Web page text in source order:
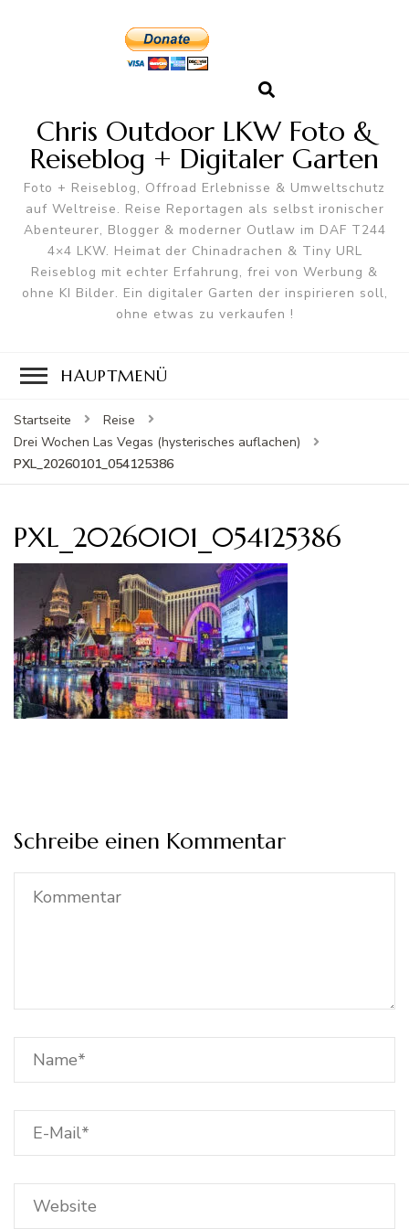
Chris Outdoor LKW Foto &
Reiseblog + Digitaler Garten
Foto + Reiseblog, Offroad Erlebnisse & Umweltschutz
auf Weltreise. Reise Reportagen als selbst ironischer
Abenteurer, Blogger & moderner Outlaw im DAF T244
4×4 LKW. Heimat der Chinadrachen & Tiny URL
Reiseblog mit echter Erfahrung, frei von Werbung &
ohne KI Bilder. Ein digitaler Garten der inspirieren soll,
ohne etwas zu verkaufen !
HAUPTMENÜ
Startseite
Reise
Drei Wochen Las Vegas (hysterisches auflachen)
PXL_20260101_054125386
PXL_20260101_054125386
Schreibe einen Kommentar